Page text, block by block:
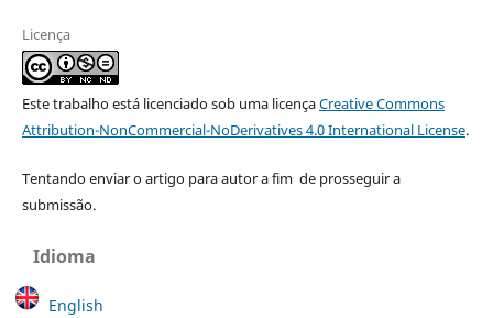
Licença
Este trabalho está licenciado sob uma licençaCreative Commons
Attribution-NonCommercial-NoDerivatives 4.0 International License.
Tentando enviar o artigo para autor a fim de prosseguir a
submissão.
Idioma
English